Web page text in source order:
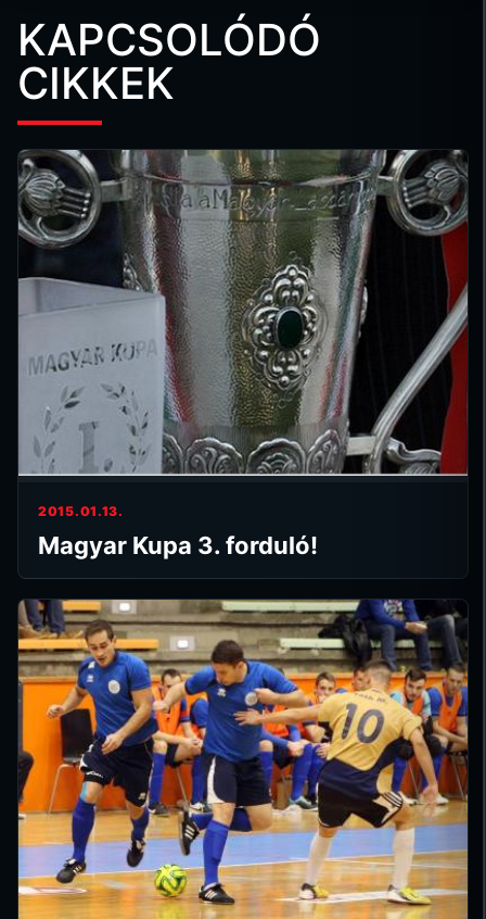
KAPCSOLÓDÓ
CIKKEK
2015.01.13.
Magyar Kupa 3. forduló!